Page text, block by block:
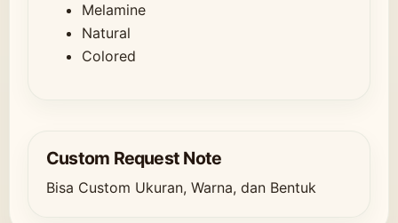
Melamine
Natural
Colored
Custom Request Note
Bisa Custom Ukuran, Warna, dan Bentuk